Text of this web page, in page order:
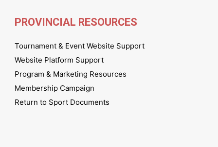
PROVINCIAL RESOURCES
Tournament & Event Website Support
Website Platform Support
Program & Marketing Resources
Membership Campaign
Return to Sport Documents